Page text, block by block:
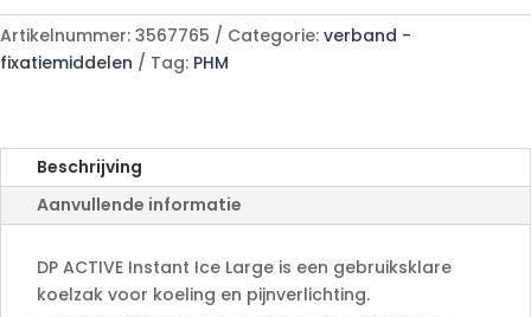
p/s
aantal
l
t
e
a
t
Artikelnummer: 3567765 Categorie: verband -
fixatiemiddelen
Tag: PHM
Beschrijving
Aanvullende informatie
DP ACTIVE Instant Ice Large is een gebruiksklare
koelzak voor koeling en pijnverlichting.